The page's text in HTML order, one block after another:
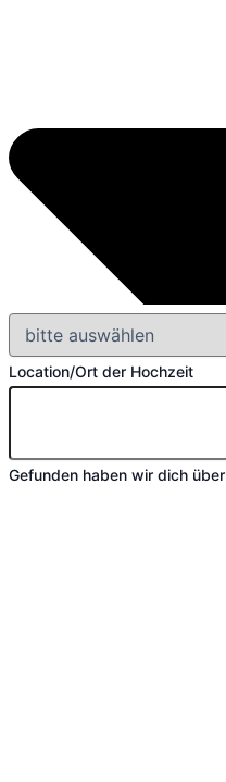
Location/Ort der Hochzeit
Gefunden haben wir dich über